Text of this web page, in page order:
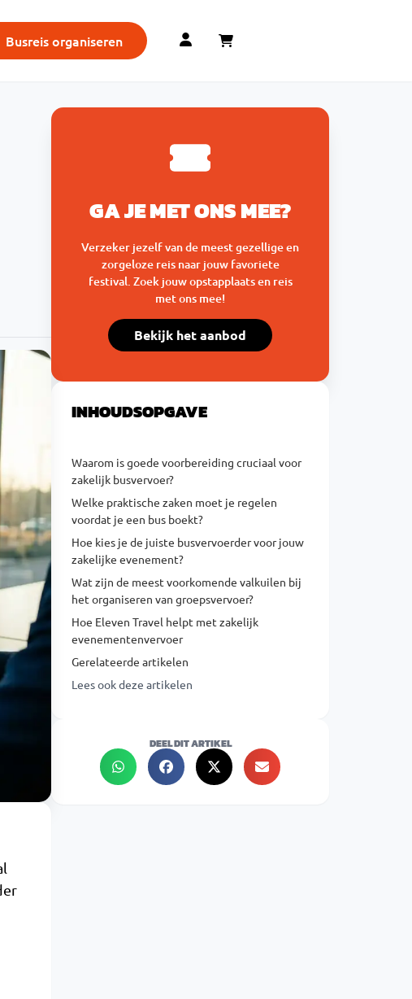
Busreis organiseren
GA JE MET ONS MEE?
Verzeker jezelf van de meest gezellige en
zorgeloze reis naar jouw favoriete
festival. Zoek jouw opstapplaats en reis
met ons mee!
Bekijk het aanbod
INHOUDSOPGAVE
Waarom is goede voorbereiding cruciaal voor
zakelijk busvervoer?
Welke praktische zaken moet je regelen
voordat je een bus boekt?
Hoe kies je de juiste busvervoerder voor jouw
zakelijke evenement?
Wat zijn de meest voorkomende valkuilen bij
het organiseren van groepsvervoer?
Hoe Eleven Travel helpt met zakelijk
evenementenvervoer
Gerelateerde artikelen
Lees ook deze artikelen
DEEL DIT ARTIKEL